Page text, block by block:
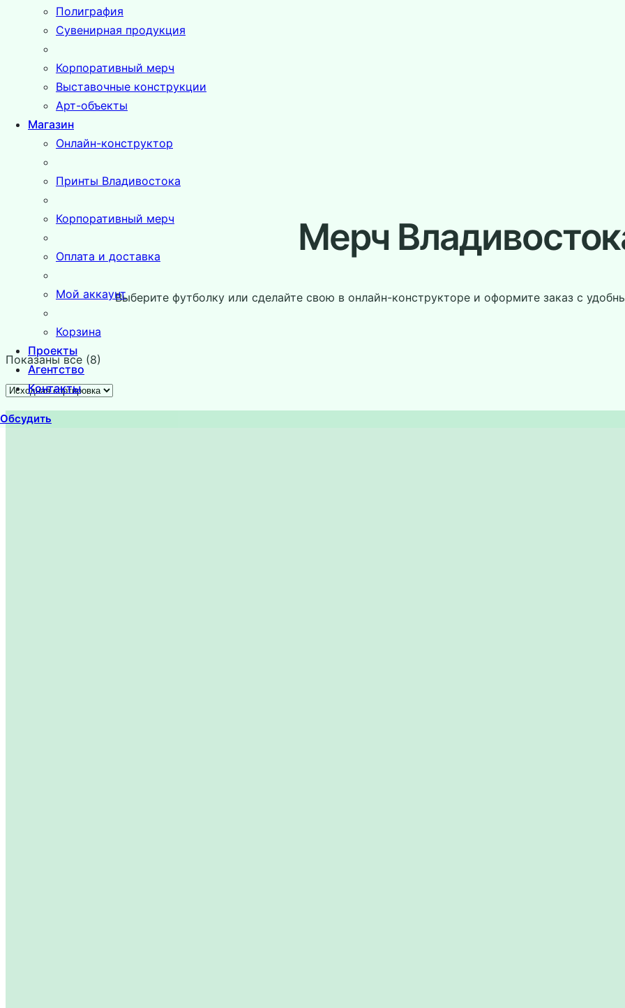
Полиграфия
Сувенирная продукция
Корпоративный мерч
Выставочные конструкции
Арт-объекты
Магазин
Онлайн-конструктор
Принты Владивостока
Корпоративный мерч
Оплата и доставка
Мой аккаунт
Корзина
Проекты
Агентство
Контакты
Обсудить
Мерч
Выберите футболку или сделайте свою в онлайн-конструкторе и оформите заказ с
Показаны все (8)